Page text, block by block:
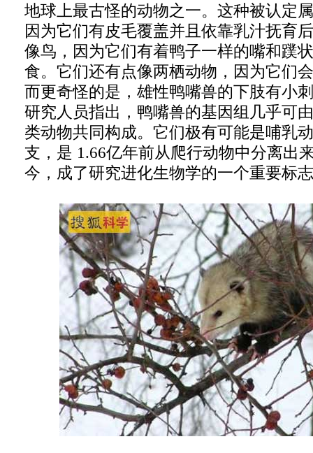
地球上最古怪的动物之一。这种被认定
因为它们有皮毛覆盖并且依靠乳汁抚育
像鸟，因为它们有着鸭子一样的嘴和蹼
食。它们还有点像两栖动物，因为它们
而更奇怪的是，雄性鸭嘴兽的下肢有小
研究人员指出，鸭嘴兽的基因组几乎可
类动物共同构成。它们极有可能是哺乳
支，是 1.66亿年前从爬行动物中分离出
今，成了研究进化生物学的一个重要标